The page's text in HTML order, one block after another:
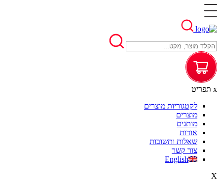
x תפריט
לקטגוריות מוצרים
מוצרים
מותגים
אודות
שאלות ותשובות
צור קשר
English
X